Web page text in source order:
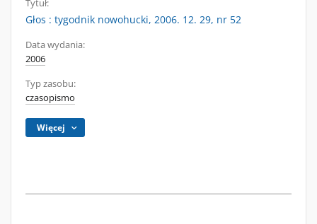
Tytuł:
Głos : tygodnik nowohucki, 2006. 12. 29, nr 52
Data wydania:
2006
Typ zasobu:
czasopismo
Więcej